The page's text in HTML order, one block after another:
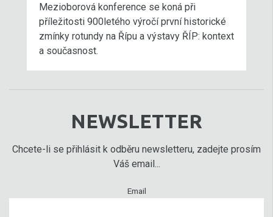
Mezioborová konference se koná při
příležitosti 900letého výročí první historické
zmínky rotundy na Řípu a výstavy ŘÍP: kontext
a současnost.
NEWSLETTER
Chcete-li se přihlásit k odběru newsletteru, zadejte prosím
Váš email...
Email